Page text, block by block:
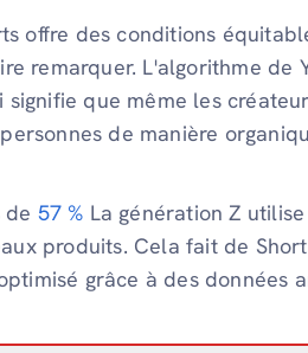
offre des conditions
remarquer. L'algorithme de
que même les
de manière
de 57 % La génération Z
produits. Cela fait de
grâce à des données